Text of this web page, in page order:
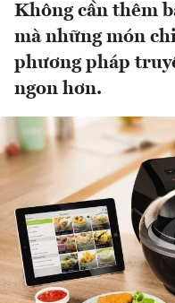
Không cần thêm
mà những món
phương pháp
ngon hơn.